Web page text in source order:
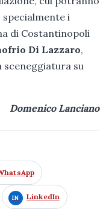
i
di Costantinopoli
Di Lazzaro,
sceneggiatura su
Domenico Lanciano
LinkedIn